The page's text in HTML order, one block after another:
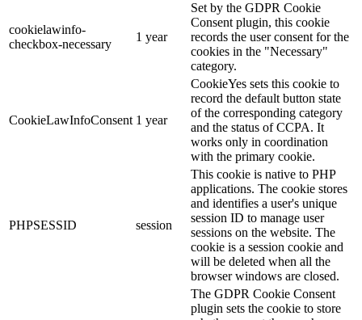
cookielawinfo-
checkbox-necessary
1 year
Set by the GDPR Cookie
Consent plugin, this cookie
records the user consent for the
cookies in the "Necessary"
category.
CookieLawInfoConsent 1 year
CookieYes sets this cookie to
record the default button state
of the corresponding category
and the status of CCPA. It
works only in coordination
with the primary cookie.
PHPSESSID session
This cookie is native to PHP
applications. The cookie stores
and identifies a user's unique
session ID to manage user
sessions on the website. The
cookie is a session cookie and
will be deleted when all the
browser windows are closed.
The GDPR Cookie Consent
plugin sets the cookie to store